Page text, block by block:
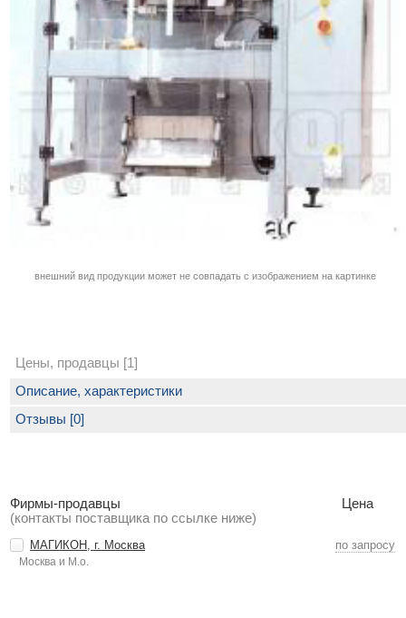
внешний вид продукции может не совпадать с изображением на картинке
Цены, продавцы [1]
Фирмы-продавцы
(контакты поставщика по ссылке ниже)
Цена
МАГИКОН, г. Москва по запросу
Москва и М.о.
Описание, характеристики
Отзывы [0]